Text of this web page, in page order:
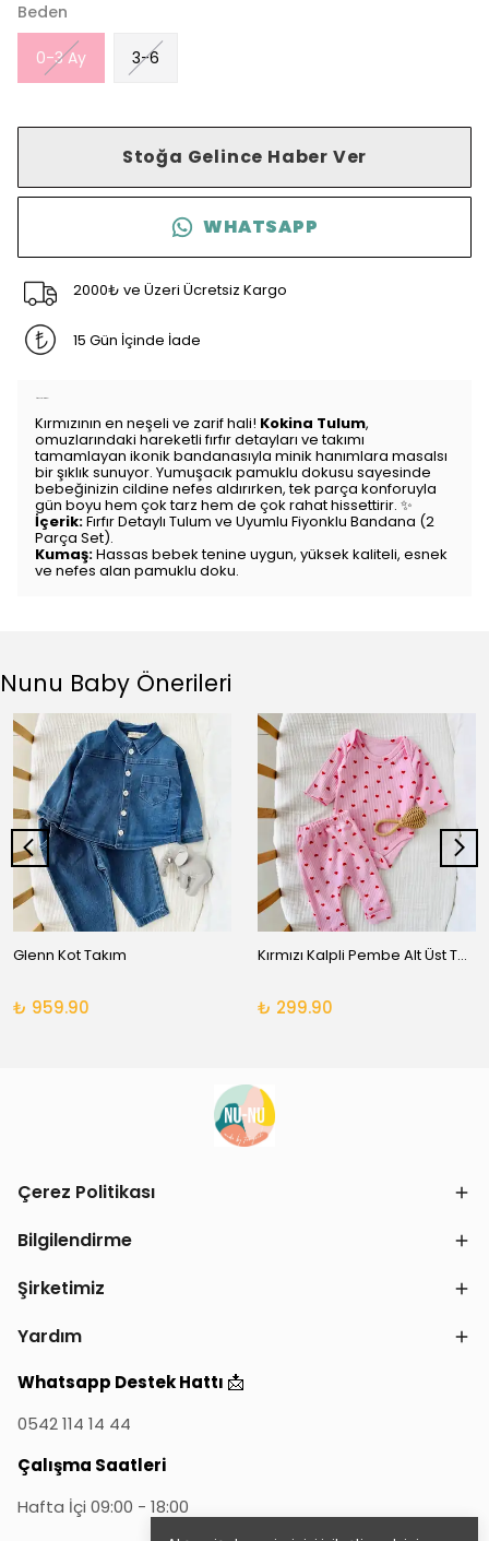
Beden
0-3 Ay 3-6
Stoğa Gelince Haber Ver
WHATSAPP
2000₺ ve Üzeri Ücretsiz Kargo
15 Gün İçinde İade
Kırmızının en neşeli ve zarif hali! Kokina Tulum,
omuzlarındaki hareketli fırfır detayları ve takımı
tamamlayan ikonik bandanasıyla minik hanımlara masalsı
bir şıklık sunuyor. Yumuşacık pamuklu dokusu sayesinde
bebeğinizin cildine nefes aldırırken, tek parça konforuyla
gün boyu hem çok tarz hem de çok rahat hissettirir. ✨
İçerik:Fırfır Detaylı Tulum ve Uyumlu Fiyonklu Bandana (2
Parça Set).
Kumaş:Hassas bebek tenine uygun, yüksek kaliteli, esnek
ve nefes alan pamuklu doku.
Nunu Baby Önerileri
Glenn Kot Takım
₺ 959.90
Kırmızı Kalpli Pembe Alt Üst Takım
₺ 299.90
Çerez Politikası
Bilgilendirme
Şirketimiz
Yardım
Whatsapp Destek Hattı 📩
0542 114 14 44
Çalışma Saatleri
Hafta İçi 09:00 - 18:00